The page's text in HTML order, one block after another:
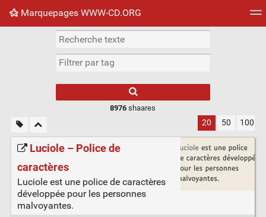
Marquepages WWW-CD.ORG
Nuage de tags Mur d'images
8976 shaares
20 50 100
Luciole – Police de
caractères
Luciole est une police de caractères
développée pour les personnes
malvoyantes.